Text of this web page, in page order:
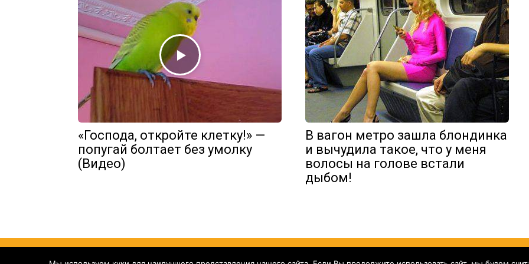
«Господа, откройте клетку!» —
попугай болтает без умолку
(Видео)
В вагон метро зашла блондинка
и вычудила такое, что у меня
волосы на голове встали
дыбом!